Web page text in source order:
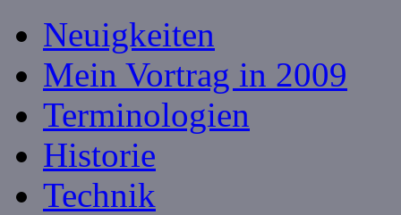
Neuigkeiten
Mein Vortrag in 2009
Terminologien
Historie
Technik